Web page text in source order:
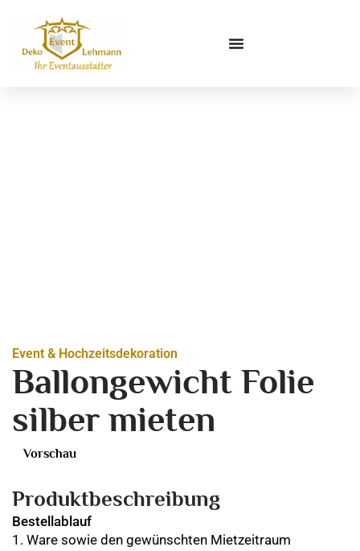
Event & Hochzeitsdekoration
Ballongewicht Folie
silber mieten
Produktbeschreibung
Vorschau
Bestellablauf
1. Ware sowie den gewünschten Mietzeitraum